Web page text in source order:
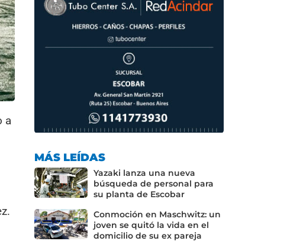
a
MÁS LEÍDAS
Yazaki lanza una nueva
búsqueda de personal para
su planta de Escobar
Conmoción en Maschwitz: un
joven se quitó la vida en el
domicilio de su ex pareja